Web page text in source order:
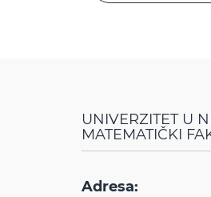
UNIVERZITET U
MATEMATIČKI
Adresa: